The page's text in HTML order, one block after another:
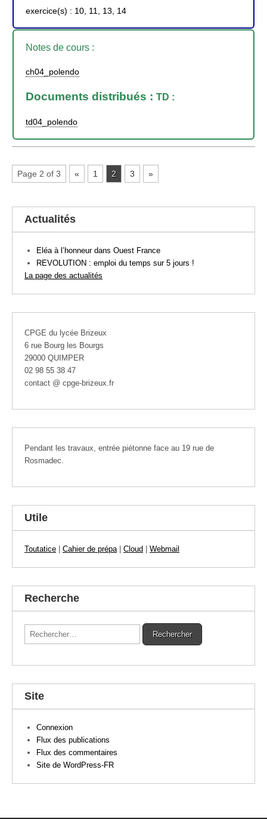
exercice(s) : 10, 11, 13, 14
Notes de cours :
ch04_polendo
Documents distribués : TD :
td04_polendo
Page 2 of 3 « 1 2 3 »
Actualités
Eléa à l’honneur dans Ouest France
REVOLUTION : emploi du temps sur 5 jours !
La page des actualités
CPGE du lycée Brizeux
6 rue Bourg les Bourgs
29000 QUIMPER
02 98 55 38 47
contact @ cpge-brizeux.fr
Pendant les travaux, entrée piétonne face au 19 rue de
Rosmadec.
Utile
Toutatice | Cahier de prépa | Cloud | Webmail
Recherche
Site
Connexion
Flux des publications
Flux des commentaires
Site de WordPress-FR